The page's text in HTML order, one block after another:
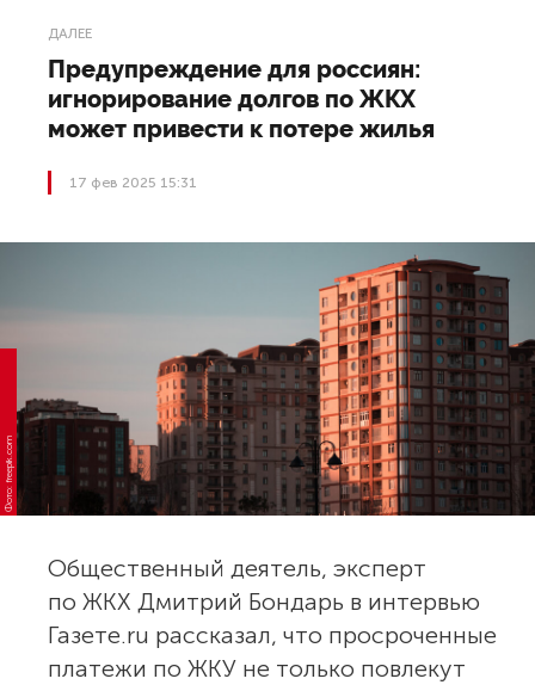
ДАЛЕЕ
Предупреждение для россиян:
игнорирование долгов по ЖКХ
может привести к потере жилья
17 фев 2025 15:31
Фото: freepik.com
Общественный деятель, эксперт
по ЖКХ Дмитрий Бондарь в интервью
Газете.ru рассказал, что просроченные
платежи по ЖКУ не только повлекут